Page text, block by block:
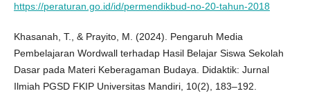
https://peraturan.go.id/id/permendikbud-no-20-tahun-2018
Khasanah, T., & Prayito, M. (2024). Pengaruh Media
Pembelajaran Wordwall terhadap Hasil Belajar Siswa Sekolah
Dasar pada Materi Keberagaman Budaya. Didaktik: Jurnal
Ilmiah PGSD FKIP Universitas Mandiri, 10(2), 183–192.